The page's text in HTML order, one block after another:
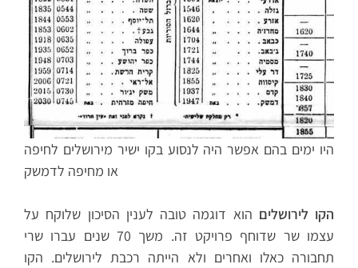
היו ימים בהם אפשר היה לנסוע בקו ישיר מירושלים לחיפה
או מחיפה לדמשק
הקו לירושלים הוא דוגמה טובה לענין הסיכון שלוקח על
עצמו שר שדוחף פרויקט זה. משך 70 שנים עברו שרי
תחבורה כאלו ואחרים ולא הייתה רכבת לירושלים. הקו